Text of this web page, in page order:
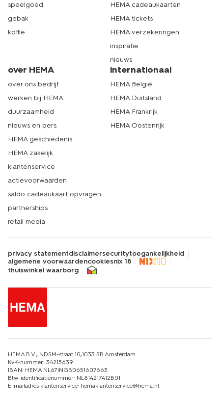
speelgoed
gebak
koffie
HEMA cadeaukaarten
HEMA tickets
HEMA verzekeringen
inspiratie
nieuws
over HEMA
over ons bedrijf
werken bij HEMA
duurzaamheid
nieuws en pers
HEMA geschiedenis
HEMA zakelijk
klantenservice
actievoorwaarden
saldo cadeaukaart opvragen
partnerships
retail media
internationaal
HEMA België
HEMA Duitsland
HEMA Frankrijk
HEMA Oostenrijk
privacy statementdisclaimersecuritytoegankelijkheid
algemene voorwaardencookiesnix 18
thuiswinkel waarborg
HEMA B.V., NDSM-straat 10,1033 SB Amsterdam
KvK-nummer: 34215639
IBAN: HEMA NL67INGB0651607663
Btw-identificatienummer: NL814217412B01
E-mailadres klantenservice: hemaklantenservice@hema.nl